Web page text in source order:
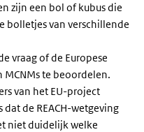
zijn een bol of kubus die
bolletjes van verschillende
vraag of de Europese
MCNMs te beoordelen.
van het EU-project
de REACH-wetgeving
niet duidelijk welke